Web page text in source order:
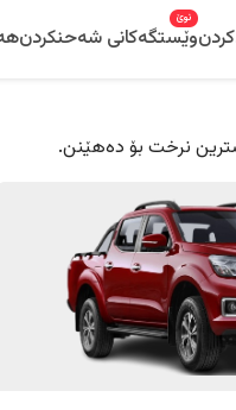
وێستگەکانی شەحنکردن
نوێ
نرخت بۆ دەهێنن.